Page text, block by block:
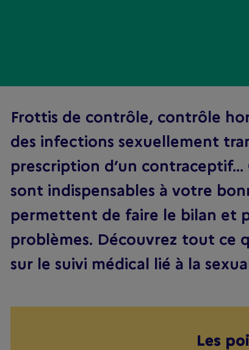
Frottis de contrôle, contrôle
des infections sexuellement
prescription d’un contraceptif…
sont indispensables à votre
permettent de faire le bilan et
problèmes. Découvrez tout ce
sur le suivi médical lié à la
Les